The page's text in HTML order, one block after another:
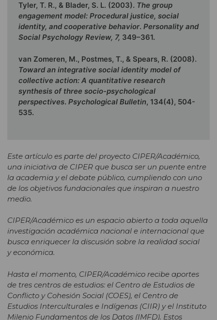
Tyler, T. R., & Blader, S. L. (2003). The group
engagement model: Procedural justice, social
identity, and cooperative behavior. Personality and
Social Psychology Review, 7, 349–361.
van Zomeren, M., Postmes, T., & Spears, R. (2008).
Toward an integrative social identity model of
collective action: A quantitative research
synthesis of three socio-psychological
perspectives. Psychological Bulletin, 134(4), 504-
535.
Este artículo es parte del proyecto CIPER/Académico,
una iniciativa de CIPER que busca ser un puente entre
la academia y el debate público, cumpliendo con uno
de los objetivos fundacionales que inspiran a nuestro
medio.
CIPER/Académico es un espacio abierto a toda aquella
investigación académica nacional e internacional que
busca enriquecer la discusión sobre la realidad social
y económica.
Hasta el momento, CIPER/Académico recibe aportes
de tres centros de estudios: el Centro de Estudios de
Conflicto y Cohesión Social (COES), el Centro de
Estudios Interculturales e Indígenas (CIIR) y el Instituto
Milenio Fundamentos de los Datos (IMFD). Estos